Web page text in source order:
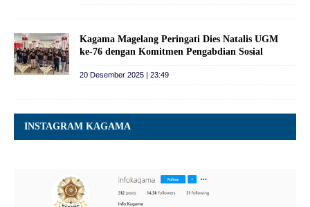
Kagama Magelang Peringati Dies Natalis UGM
ke‑76 dengan Komitmen Pengabdian Sosial
20 Desember 2025 | 23:49
INSTAGRAM KAGAMA